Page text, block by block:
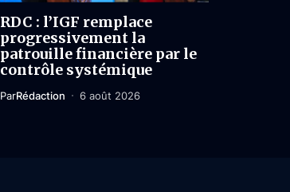
RDC : l’IGF remplace
progressivement la
patrouille financière par le
contrôle systémique
ParRédaction 6 août 2026